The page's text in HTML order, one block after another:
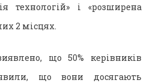
технологій» і «розширена
2 місцях.
що 50% керівників
що вони досягають